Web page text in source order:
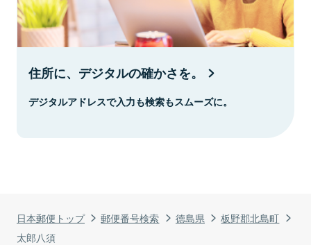
日本郵便トップ 郵便番号検索 徳島県
板野郡北島町
太郎八須
住所に、デジタルの確かさを。
デジタルアドレスで入力も検索もスムーズに。